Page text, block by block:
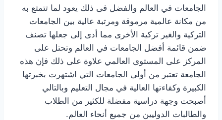
الجامعات في العالم والفضل فى ذلك يعود لما تتمتع به
من مكانة عالمية مرموقة ومرتبة عالية بين الجامعات
التركية والغير تركية الأخرى مما أدى إلى جعلها تصنف
ضمن قائمة أفضل الجامعات في العالم وتحتل على
المركز على المستوى العالمي علاوة على ذلك فإن هذه
الجامعة تعتبر من أولى الجامعات التي اشتهرت بخبرتها
الكبيرة وكفاءتها العالية في مجال التعليم وبالتالي
أصبحت وجهة دراسية مفضلة للكثير من الطلاب
والطالبات الدوليين من جميع أنحاء العالم.